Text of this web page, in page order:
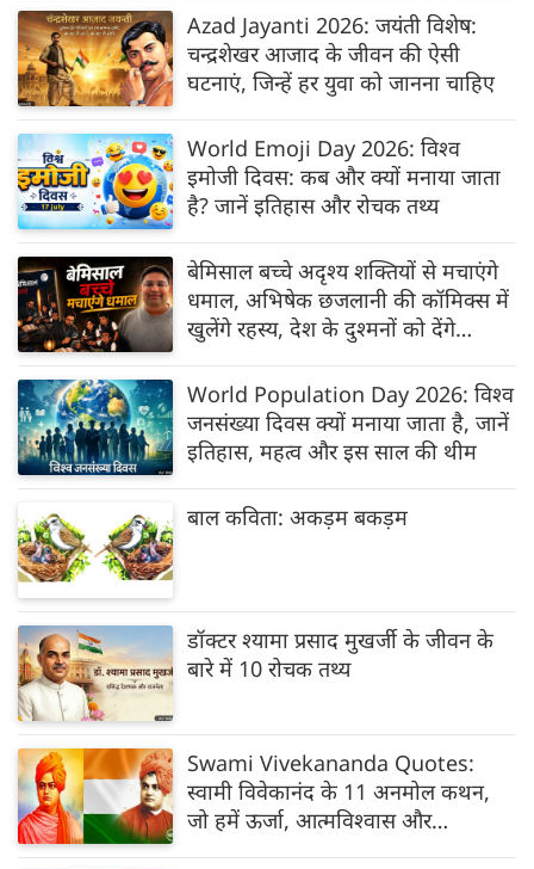
Azad Jayanti 2026: जयंती विशेष:
चन्द्रशेखर आजाद के जीवन की ऐसी
घटनाएं, जिन्हें हर युवा को जानना चाहिए
World Emoji Day 2026: विश्व
इमोजी दिवस: कब और क्यों मनाया जाता
है? जानें इतिहास और रोचक तथ्य
बेमिसाल बच्‍चे अदृश्‍य शक्‍तियों से मचाएंगे
धमाल, अभिषेक छजलानी की कॉमिक्‍स में
खुलेंगे रहस्‍य, देश के दुश्‍मनों को देंगे
World Population Day 2026: विश्व
जनसंख्या दिवस क्यों मनाया जाता है, जानें
इतिहास, महत्व और इस साल की थीम
बाल कविता: अकड़म बकड़म
डॉक्टर श्यामा प्रसाद मुखर्जी के जीवन के
बारे में 10 रोचक तथ्य
Swami Vivekananda Quotes:
स्वामी विवेकानंद के 11 अनमोल कथन,
जो हमें ऊर्जा, आत्मविश्वास और